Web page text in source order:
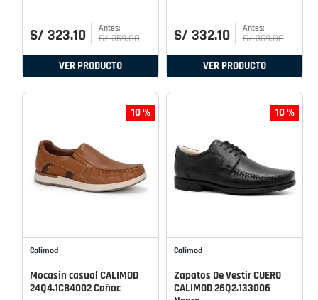
S/ 323.10 S/ 359.00
VER PRODUCTO
S/ 332.10 S/ 369.00
VER PRODUCTO
10 %
Calimod
Mocasin casual CALIMOD
24Q4.1CB4002 Coñac
10 %
Calimod
Zapatos De Vestir CUERO
CALIMOD 26Q2.133006